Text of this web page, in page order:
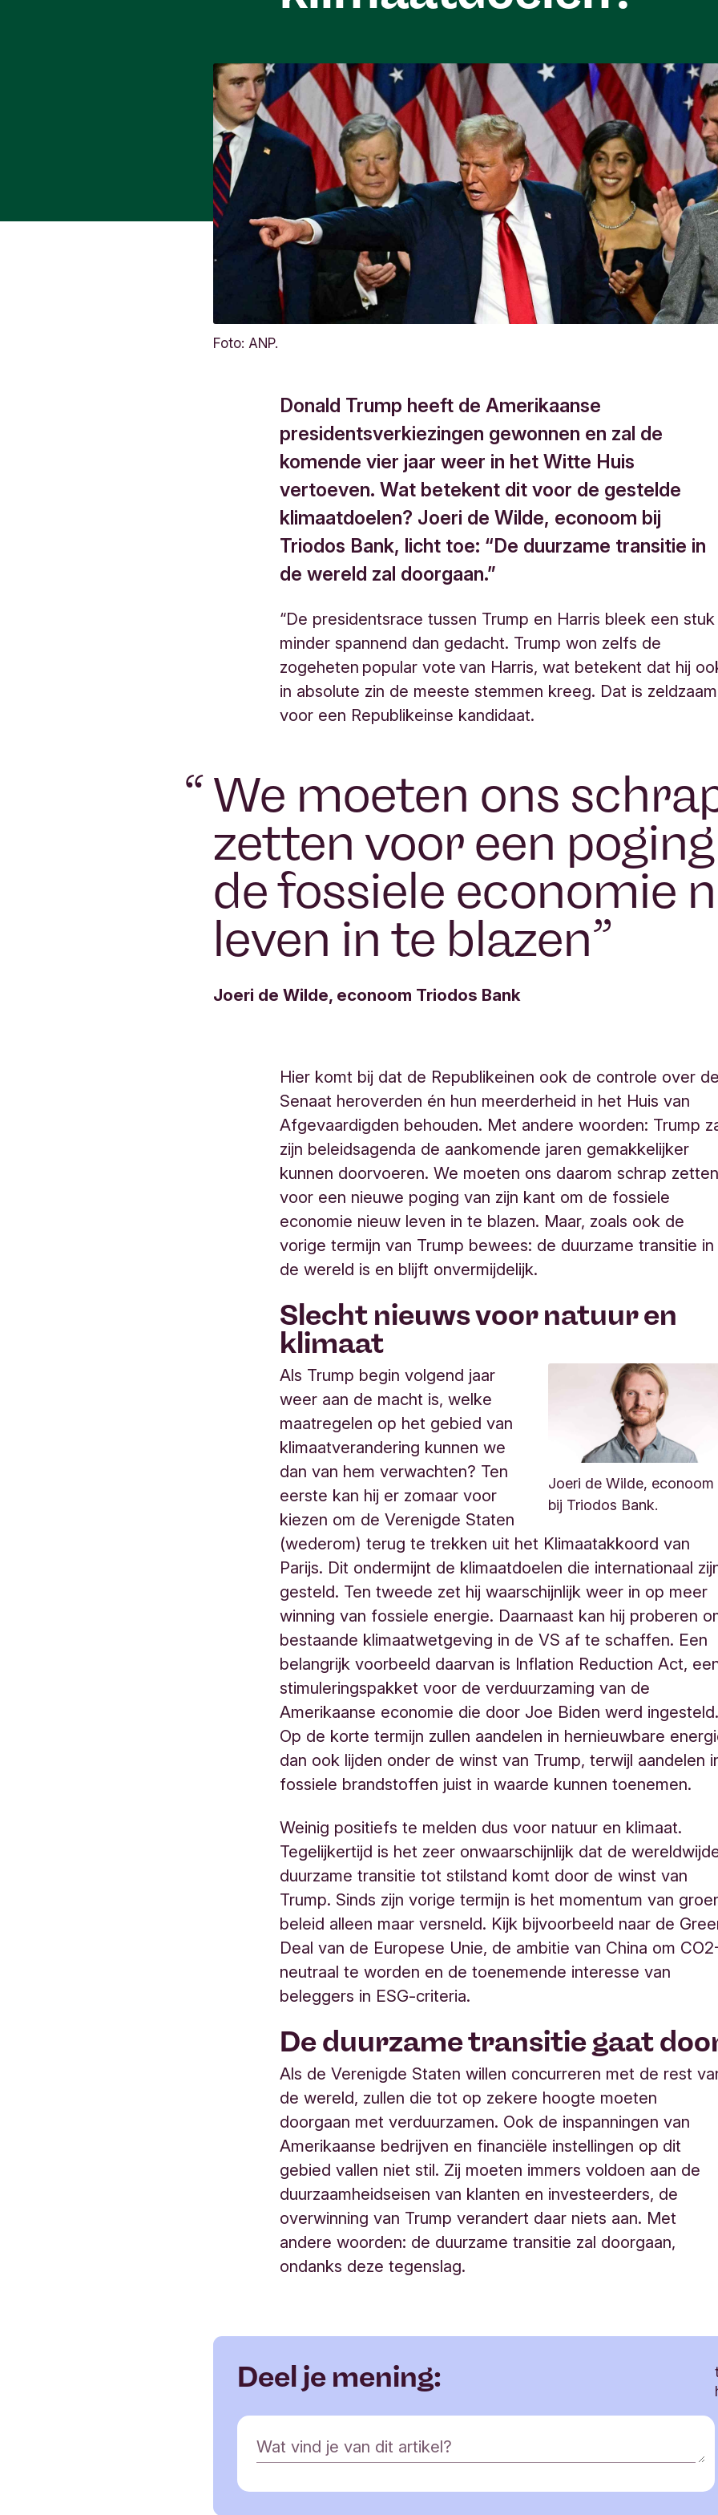
Foto: ANP.
Donald Trump heeft de Amerikaanse
presidentsverkiezingen gewonnen en zal de
komende vier jaar weer in het Witte Huis
vertoeven. Wat betekent dit voor de gestelde
klimaatdoelen? Joeri de Wilde, econoom bij
Triodos Bank, licht toe: “De duurzame transitie in
de wereld zal doorgaan.”
“De presidentsrace tussen Trump en Harris bleek een stuk
minder spannend dan gedacht. Trump won zelfs de
zogeheten popular vote van Harris, wat betekent dat hij
in absolute zin de meeste stemmen kreeg. Dat is zeldzaam
voor een Republikeinse kandidaat.
“We moeten ons
zetten voor een
de fossiele economie
leven in te blazen”
Joeri de Wilde, econoom Triodos Bank
Hier komt bij dat de Republikeinen ook de controle over
Senaat heroverden én hun meerderheid in het Huis van
Afgevaardigden behouden. Met andere woorden: Trump
zijn beleidsagenda de aankomende jaren gemakkelijker
kunnen doorvoeren. We moeten ons daarom schrap
voor een nieuwe poging van zijn kant om de fossiele
economie nieuw leven in te blazen. Maar, zoals ook de
vorige termijn van Trump bewees: de duurzame transitie in
de wereld is en blijft onvermijdelijk.
Slecht nieuws voor natuur en
klimaat
Joeri de Wilde, econoom
bij Triodos Bank.
Als Trump begin volgend jaar
weer aan de macht is, welke
maatregelen op het gebied van
klimaatverandering kunnen we
dan van hem verwachten? Ten
eerste kan hij er zomaar voor
kiezen om de Verenigde Staten
(wederom) terug te trekken uit het Klimaatakkoord van
Parijs. Dit ondermijnt de klimaatdoelen die internationaal
gesteld. Ten tweede zet hij waarschijnlijk weer in op meer
winning van fossiele energie. Daarnaast kan hij proberen
bestaande klimaatwetgeving in de VS af te schaffen. Een
belangrijk voorbeeld daarvan is Inflation Reduction Act,
stimuleringspakket voor de verduurzaming van de
Amerikaanse economie die door Joe Biden werd
Op de korte termijn zullen aandelen in hernieuwbare
dan ook lijden onder de winst van Trump, terwijl aandelen
fossiele brandstoffen juist in waarde kunnen toenemen.
Weinig positiefs te melden dus voor natuur en klimaat.
Tegelijkertijd is het zeer onwaarschijnlijk dat de
duurzame transitie tot stilstand komt door de winst van
Trump. Sinds zijn vorige termijn is het momentum van
beleid alleen maar versneld. Kijk bijvoorbeeld naar de
Deal van de Europese Unie, de ambitie van China om
neutraal te worden en de toenemende interesse van
beleggers in ESG-criteria.
De duurzame transitie gaat
Als de Verenigde Staten willen concurreren met de rest
de wereld, zullen die tot op zekere hoogte moeten
doorgaan met verduurzamen. Ook de inspanningen van
Amerikaanse bedrijven en financiële instellingen op dit
gebied vallen niet stil. Zij moeten immers voldoen aan de
duurzaamheidseisen van klanten en investeerders, de
overwinning van Trump verandert daar niets aan. Met
andere woorden: de duurzame transitie zal doorgaan,
ondanks deze tegenslag.
Deel je mening:
R
e
c
Wat vind je van dit artikel?